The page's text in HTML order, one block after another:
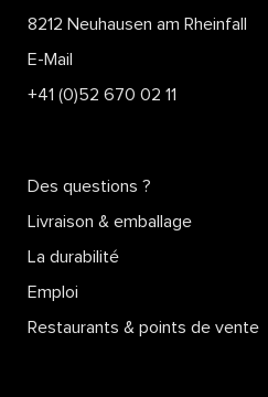
8212 Neuhausen am Rheinfall
E-Mail
+41 (0)52 670 02 11
Des questions ?
Livraison & emballage
La durabilité
Emploi
Restaurants & points de vente